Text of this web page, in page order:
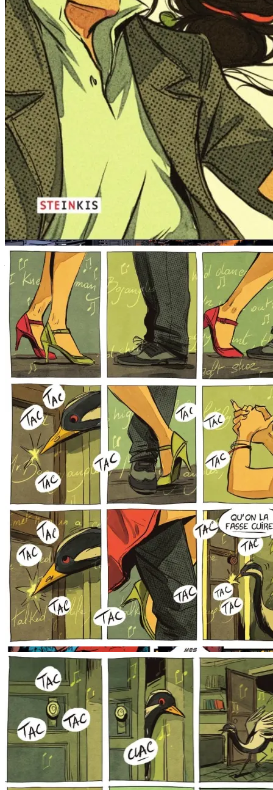
Și totuși, „Așteptându-l pe Bojangles” este o minunată poveste de
dragoste – și povestea unei vieți fermecate, ca un puzzle compus din
momente magice și luminoase – dar și din momente dificile și
dureroase. Cât despre fiul celor doi, ei bine, eu îmi imaginez că va
învăța lecțiile zilelor întunecate, și că va avea toată viața un refugiu
în amintirea zilelor însorite ale copilăriei…
Ingrid Chabbert (Autobiographie d’une courgette, Ecumes…)
transpune perfect în benzi desenate romanul lui Olivier Bourdeaut,
în timp ce linia lui Carole Maurel (Eden, Luisa, ici et là…) e
frumoasă și ușoară, fluidă, adaptându-se cu ușurință la stările de
spirit ale personajelor.
O melodramă fermecătoare și zăpăcită, plină de minciuni frumoase,
o tragedie pe care o putem suporta mai ușor dacă ne lăsăm purtați de
fuga din real pe care o propune.
Filmul inspirat de roman tocmai a fost lansat în cinematografele din
Franța. Trailerul (cu subtitrări în engleză) e aici: